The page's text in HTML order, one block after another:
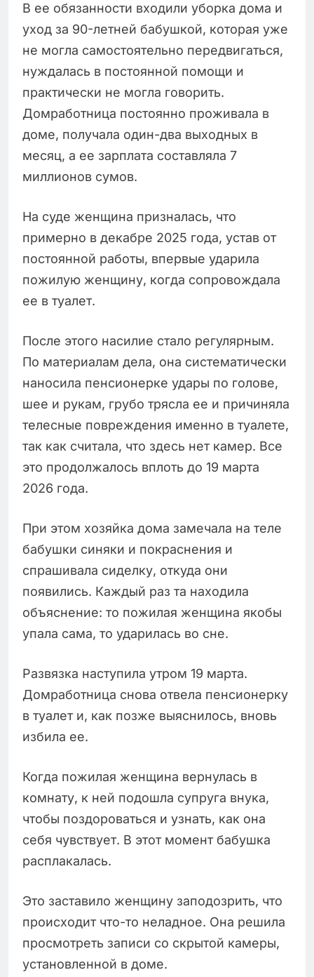
В ее обязанности входили уборка дома и
уход за 90-летней бабушкой, которая уже
не могла самостоятельно передвигаться,
нуждалась в постоянной помощи и
практически не могла говорить.
Домработница постоянно проживала в
доме, получала один-два выходных в
месяц, а ее зарплата составляла 7
миллионов сумов.
На суде женщина призналась, что
примерно в декабре 2025 года, устав от
постоянной работы, впервые ударила
пожилую женщину, когда сопровождала
ее в туалет.
После этого насилие стало регулярным.
По материалам дела, она систематически
наносила пенсионерке удары по голове,
шее и рукам, грубо трясла ее и причиняла
телесные повреждения именно в туалете,
так как считала, что здесь нет камер. Все
это продолжалось вплоть до 19 марта
2026 года.
При этом хозяйка дома замечала на теле
бабушки синяки и покраснения и
спрашивала сиделку, откуда они
появились. Каждый раз та находила
объяснение: то пожилая женщина якобы
упала сама, то ударилась во сне.
Развязка наступила утром 19 марта.
Домработница снова отвела пенсионерку
в туалет и, как позже выяснилось, вновь
избила ее.
Когда пожилая женщина вернулась в
комнату, к ней подошла супруга внука,
чтобы поздороваться и узнать, как она
себя чувствует. В этот момент бабушка
расплакалась.
Это заставило женщину заподозрить, что
происходит что-то неладное. Она решила
просмотреть записи со скрытой камеры,
установленной в доме.